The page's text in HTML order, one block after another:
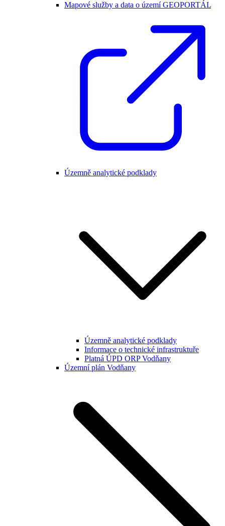
Mapové služby a data o území GEOPORTÁL
Územně analytické podklady
Územně analytické podklady
Informace o technické infrastruktuře
Platná ÚPD ORP Vodňany
Územní plán Vodňany